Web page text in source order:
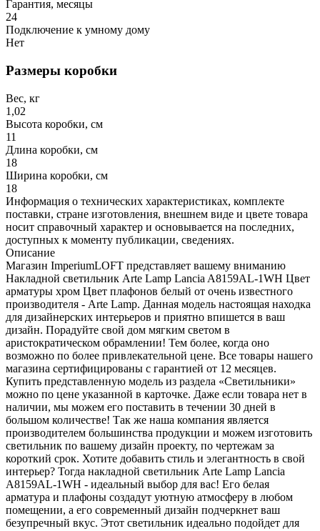
Гарантия, месяцы
24
Подключение к умному дому
Нет
Размеры коробки
Вес, кг
1,02
Высота коробки, см
11
Длина коробки, см
18
Ширина коробки, см
18
Информация о технических характеристиках, комплекте
поставки, стране изготовления, внешнем виде и цвете товара
носит справочный характер и основывается на последних,
доступных к моменту публикации, сведениях.
Описание
Магазин ImperiumLOFT представляет вашему вниманию
Накладной светильник Arte Lamp Lancia A8159AL-1WH Цвет
арматуры хром Цвет плафонов белый от очень известного
производителя - Arte Lamp. Данная модель настоящая находка
для дизайнерских интерьеров и приятно впишется в ваш
дизайн. Порадуйте свой дом мягким светом в
аристократическом обрамлении! Тем более, когда оно
возможно по более привлекательной цене. Все товары нашего
магазина сертифицированы с гарантией от 12 месяцев.
Купить представленную модель из раздела «Светильники»
можно по цене указанной в карточке. Даже если товара нет в
наличии, мы можем его поставить в течении 30 дней в
большом количестве! Так же наша компания является
производителем большинства продукции и можем изготовить
светильник по вашему дизайн проекту, по чертежам за
короткий срок. Хотите добавить стиль и элегантность в свой
интерьер? Тогда накладной светильник Arte Lamp Lancia
A8159AL-1WH - идеальный выбор для вас! Его белая
арматура и плафоны создадут уютную атмосферу в любом
помещении, а его современный дизайн подчеркнет ваш
безупречный вкус. Этот светильник идеально подойдет для